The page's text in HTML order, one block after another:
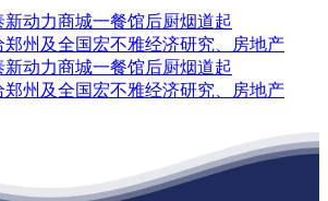
新动力商城一餐馆后厨烟道起
郑州及全国宏不雅经济研究、房地产
新动力商城一餐馆后厨烟道起
郑州及全国宏不雅经济研究、房地产